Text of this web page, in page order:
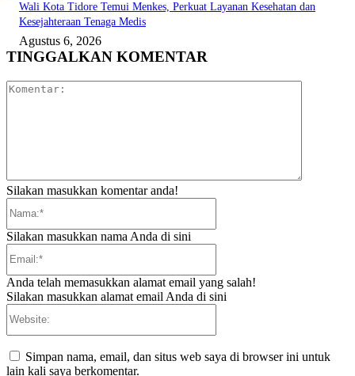
Wali Kota Tidore Temui Menkes, Perkuat Layanan Kesehatan dan
Kesejahteraan Tenaga Medis
Agustus 6, 2026
TINGGALKAN KOMENTAR
Silakan masukkan komentar anda!
Silakan masukkan nama Anda di sini
Anda telah memasukkan alamat email yang salah!
Silakan masukkan alamat email Anda di sini
Simpan nama, email, dan situs web saya di browser ini untuk
lain kali saya berkomentar.